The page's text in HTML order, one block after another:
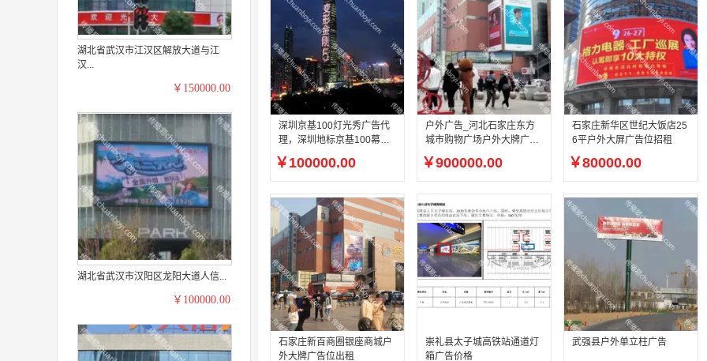
湖北省武汉市江汉区解放大道与江
汉...
￥150000.00
湖北省武汉市汉阳区龙阳大道人信...
￥100000.00
深圳京基100灯光秀广告代
理，深圳地标京基100幕墙
大屏广告报价
￥100000.00
户外广告_河北石家庄东方
城市购物广场户外大牌广告
（投放时间：1年）
￥900000.00
石家庄新华区世纪大饭店25
6平户外大屏广告位招租
￥80000.00
石家庄新百商圈银座商城户
外大牌广告位出租
崇礼县太子城高铁站通道灯
箱广告价格
武强县户外单立柱广告